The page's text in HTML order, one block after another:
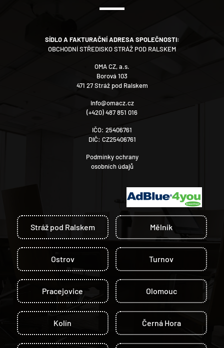
SÍDLO A FAKTURAČNÍ ADRESA SPOLEČNOSTI:
OBCHODNÍ STŘEDISKO STRÁŽ POD RALSKEM
OMA CZ, a.s.
Borová 103
471 27 Stráž pod Ralskem
info@omacz.cz
(+420) 487 851 016
IČO: 25406761
DIČ: CZ25406761
Podmínky ochrany
osobních údajů
Stráž pod Ralskem Mělník
Ostrov Turnov
Pracejovice Olomouc
Kolín Černá Hora